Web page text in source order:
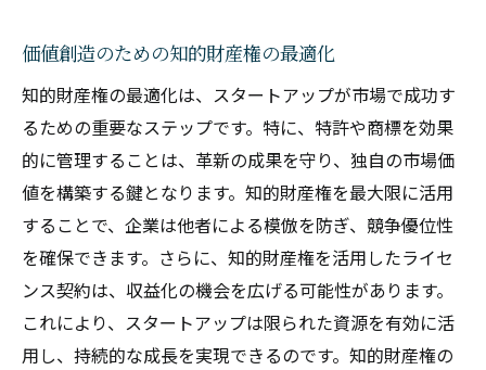
価値創造のための知的財産権の最適化
知的財産権の最適化は、スタートアップが市場で成功す
るための重要なステップです。特に、特許や商標を効果
的に管理することは、革新の成果を守り、独自の市場価
値を構築する鍵となります。知的財産権を最大限に活用
することで、企業は他者による模倣を防ぎ、競争優位性
を確保できます。さらに、知的財産権を活用したライセ
ンス契約は、収益化の機会を広げる可能性があります。
これにより、スタートアップは限られた資源を有効に活
用し、持続的な成長を実現できるのです。知的財産権の